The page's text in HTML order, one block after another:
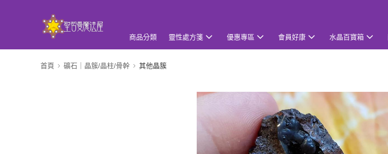
商品分類 靈性處方箋 優惠專區 會員好康 水晶百寶箱
首頁 礦石｜晶簇/晶柱/骨幹 其他晶簇